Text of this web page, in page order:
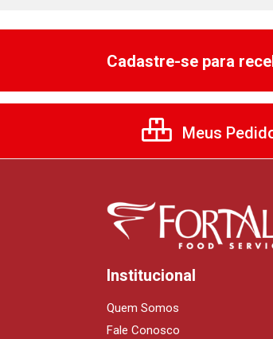
Cadastre-se para
Meus
Institucional
Quem Somos
Fale Conosco